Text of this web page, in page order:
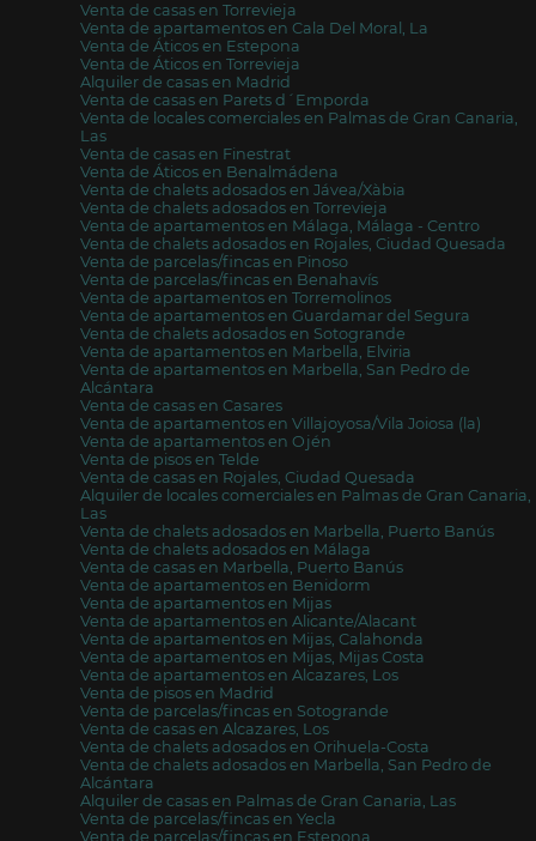
Venta de casas en Torrevieja
Venta de apartamentos en Cala Del Moral, La
Venta de Áticos en Estepona
Venta de Áticos en Torrevieja
Alquiler de casas en Madrid
Venta de casas en Parets d´Emporda
Venta de locales comerciales en Palmas de Gran Canaria,
Las
Venta de casas en Finestrat
Venta de Áticos en Benalmádena
Venta de chalets adosados en Jávea/Xàbia
Venta de chalets adosados en Torrevieja
Venta de apartamentos en Málaga, Málaga - Centro
Venta de chalets adosados en Rojales, Ciudad Quesada
Venta de parcelas/fincas en Pinoso
Venta de parcelas/fincas en Benahavís
Venta de apartamentos en Torremolinos
Venta de apartamentos en Guardamar del Segura
Venta de chalets adosados en Sotogrande
Venta de apartamentos en Marbella, Elviria
Venta de apartamentos en Marbella, San Pedro de
Alcántara
Venta de casas en Casares
Venta de apartamentos en Villajoyosa/Vila Joiosa (la)
Venta de apartamentos en Ojén
Venta de pisos en Telde
Venta de casas en Rojales, Ciudad Quesada
Alquiler de locales comerciales en Palmas de Gran Canaria,
Las
Venta de chalets adosados en Marbella, Puerto Banús
Venta de chalets adosados en Málaga
Venta de casas en Marbella, Puerto Banús
Venta de apartamentos en Benidorm
Venta de apartamentos en Mijas
Venta de apartamentos en Alicante/Alacant
Venta de apartamentos en Mijas, Calahonda
Venta de apartamentos en Mijas, Mijas Costa
Venta de apartamentos en Alcazares, Los
Venta de pisos en Madrid
Venta de parcelas/fincas en Sotogrande
Venta de casas en Alcazares, Los
Venta de chalets adosados en Orihuela-Costa
Venta de chalets adosados en Marbella, San Pedro de
Alcántara
Alquiler de casas en Palmas de Gran Canaria, Las
Venta de parcelas/fincas en Yecla
Venta de parcelas/fincas en Estepona